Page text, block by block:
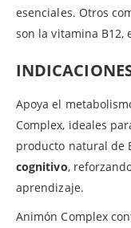
esenciales. Otros
son la vitamina B12,
Apoya el
Complex, ideales
producto natural de
cognitivo,
aprendizaje.
Animón Complex